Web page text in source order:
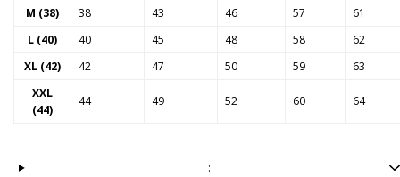
M (38)
38 43 46 57
61
L (40)
40 45 48 58
62
XL (42)
42 47 50 59
63
XXL
(44)
44 49 52 60 64
: